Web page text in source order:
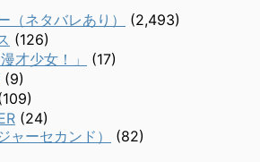
（ネタバレあり）
(2,493)
(126)
才少女！」
(17)
(9)
(24)
ーセカンド）
(82)